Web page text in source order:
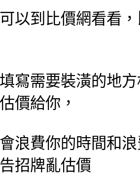
以到比價網看看
寫需要裝潢的地
價給你，
浪費你的時間和
招牌亂估價